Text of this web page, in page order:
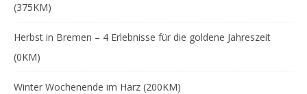
(375KM)
Herbst in Bremen – 4 Erlebnisse für die goldene Jahreszeit
(0KM)
Winter Wochenende im Harz (200KM)